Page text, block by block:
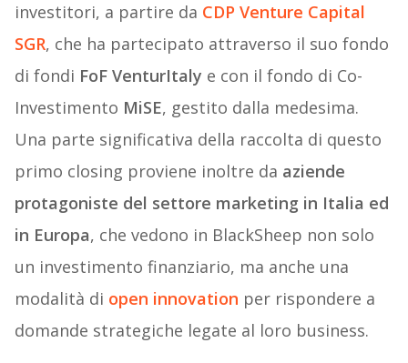
investitori, a partire da CDP Venture Capital
SGR, che ha partecipato attraverso il suo fondo
di fondi FoF VenturItaly e con il fondo di Co-
Investimento MiSE, gestito dalla medesima.
Una parte significativa della raccolta di questo
primo closing proviene inoltre da aziende
protagoniste del settore marketing in Italia ed
in Europa, che vedono in BlackSheep non solo
un investimento finanziario, ma anche una
modalità di open innovation per rispondere a
domande strategiche legate al loro business.